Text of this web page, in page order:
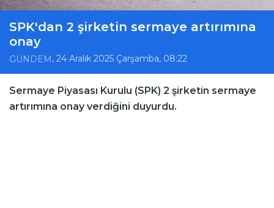
SPK'dan 2 şirketin sermaye artırımına
onay
GÜNDEM, 24 Aralık 2025 Çarşamba, 08:22
Sermaye Piyasası Kurulu (SPK) 2 şirketin sermaye
artırımına onay verdiğini duyurdu.